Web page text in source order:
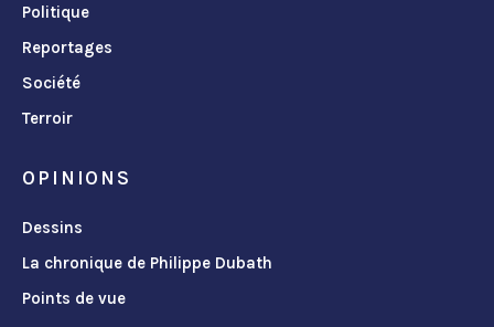
Politique
Reportages
Société
Terroir
OPINIONS
Dessins
La chronique de Philippe Dubath
Points de vue